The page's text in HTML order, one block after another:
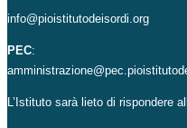
info@pioistitutodeisordi.org
PEC:
L’Istituto sarà lieto di rispondere